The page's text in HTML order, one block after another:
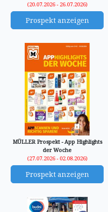
(20.07.2026 - 26.07.2026)
Prospekt anzeigen
MÜLLER Prospekt - App Highlights
der Woche
(27.07.2026 - 02.08.2026)
Prospekt anzeigen